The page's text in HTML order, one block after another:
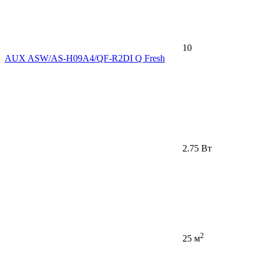
10
AUX ASW/AS-H09A4/QF-R2DI Q Fresh
2.75 Вт
25 м2